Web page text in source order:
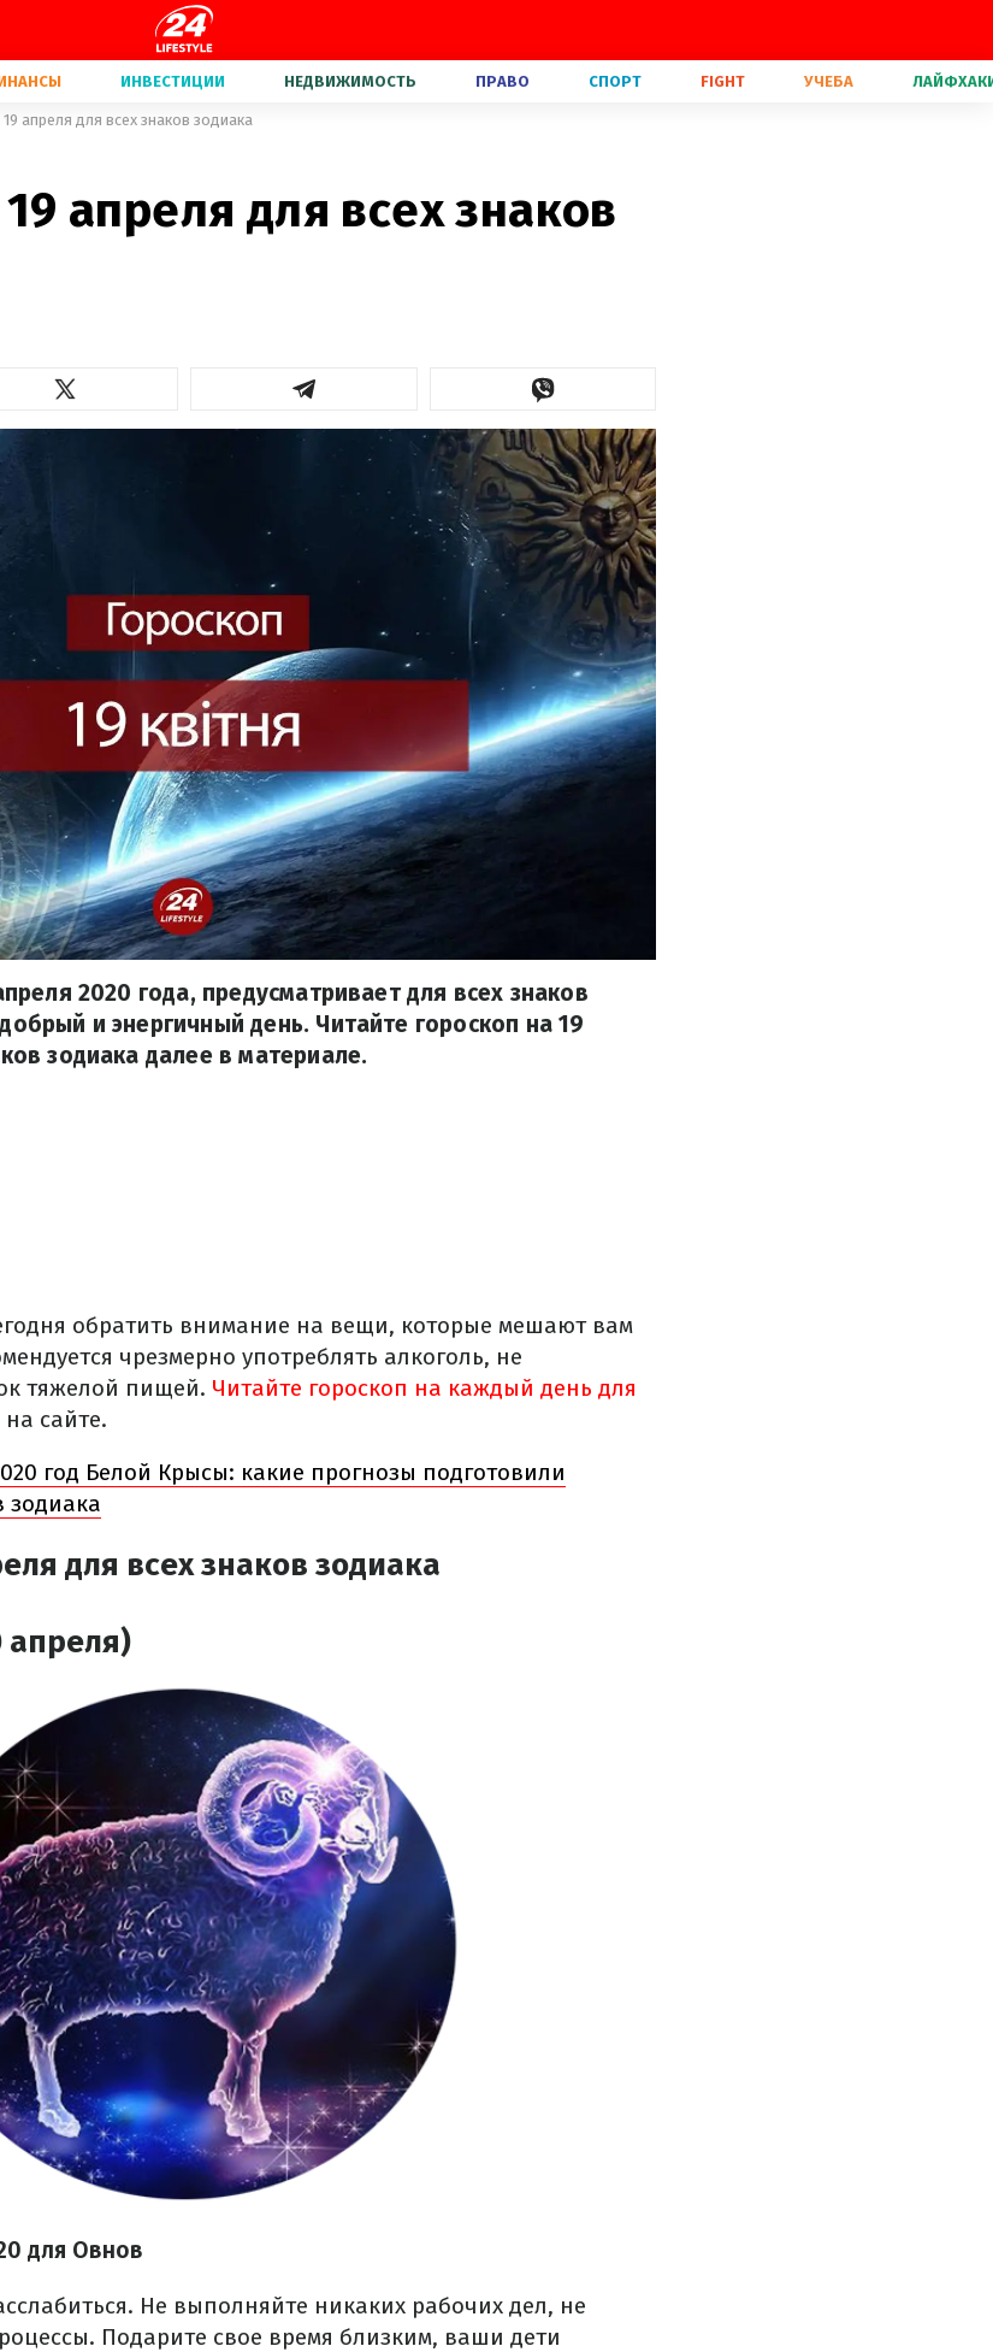
ИНВЕСТИЦИИ НЕДВИЖИМОСТЬ ПРАВО СПОРТ FIGHT УЧЕБА
апреля для всех знаков зодиака
апреля для всех знаков
2020 года, предусматривает для всех знаков
и энергичный день. Читайте гороскоп на 19
зодиака далее в материале.
обратить внимание на вещи, которые мешают вам
чрезмерно употреблять алкоголь, не
тяжелой пищей. Читайте гороскоп на каждый день для
на сайте.
год Белой Крысы: какие прогнозы подготовили
зодиака
для всех знаков зодиака
апреля)
для Овнов
Не выполняйте никаких рабочих дел, не
Подарите свое время близким, ваши дети